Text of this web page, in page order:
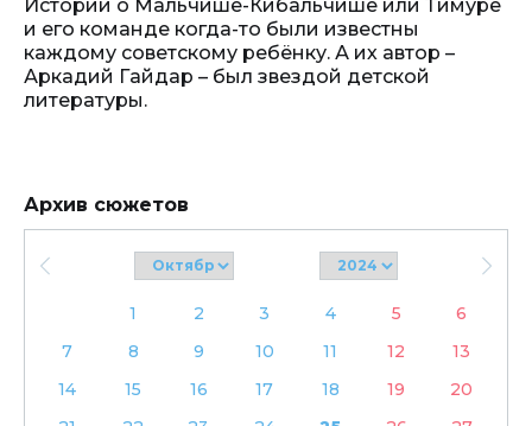
Истории о Мальчише-Кибальчише или Тимуре
и его команде когда-то были известны
каждому советскому ребёнку. А их автор –
Аркадий Гайдар – был звездой детской
литературы.
Архив сюжетов
1 2 3 4 5
6
7
8 9 10 11 12
13
14
15 16 17 18 19
20